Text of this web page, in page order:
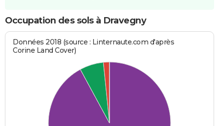
Occupation des sols à Dravegny
Données 2018 (source : Linternaute.com d'après
Corine Land Cover)